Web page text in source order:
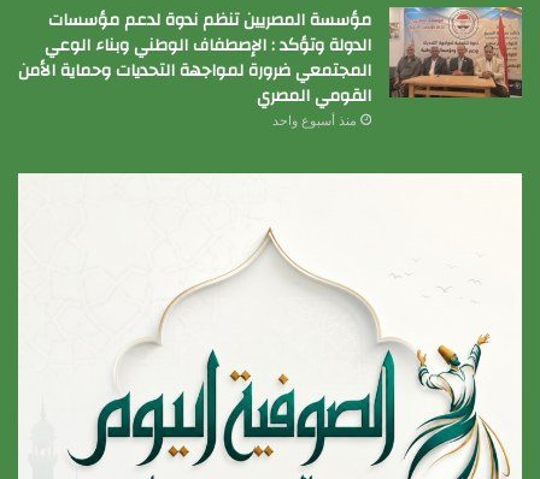
مؤسسة المصريين تنظم ندوة لدعم مؤسسات
الدولة وتؤكد : الإصطفاف الوطني وبناء الوعي
المجتمعي ضرورة لمواجهة التحديات وحماية الأمن
القومي المصري
منذ أسبوع واحد